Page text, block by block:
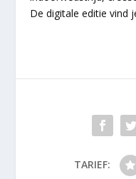
De digitale editie vind
TARIEF: